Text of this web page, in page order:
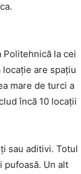
Politehnică la cei
are spaţiu
mare de turci a
încă 10 locaţii
sau aditivi. Totul
pufoasă. Un alt